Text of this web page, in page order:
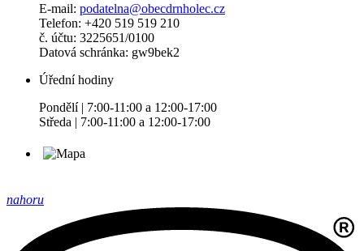
E-mail: podatelna@obecdrnholec.cz
Telefon: +420 519 519 210
č. účtu: 3225651/0100
Datová schránka: gw9bek2
Úřední hodiny
Pondělí | 7:00-11:00 a 12:00-17:00
Středa | 7:00-11:00 a 12:00-17:00
nahoru